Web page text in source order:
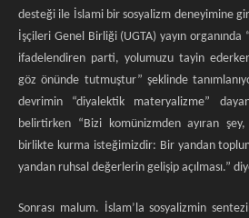
desteği ile İslami bir sosyalizm deneyimine
İşçileri Genel Birliği (UGTA) yayın organında
ifadelendiren parti, yolumuzu tayin
göz önünde tutmuştur” şeklinde
devrimin “diyalektik materyalizme”
belirtirken “Bizi komünizmden ayıran
birlikte kurma isteğimizdir: Bir yandan
yandan ruhsal değerlerin gelişip açılması.”
Sonrası malum. İslam’la sosyalizmin